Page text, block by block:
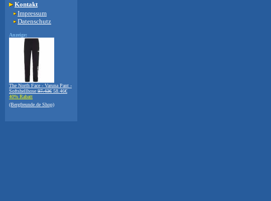
Kontakt
Impressum
Datenschutz
Anzeige:
The North Face - Varuna Pant -
Softshellhose 97.43€ 58.46€
40% Rabatt
(Bergfreunde.de Shop)